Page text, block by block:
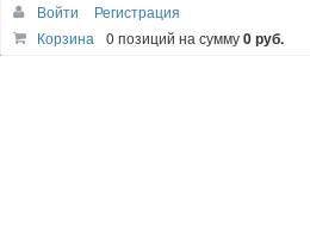
Войти
Регистрация
Корзина
0 позиций на сумму0 руб.